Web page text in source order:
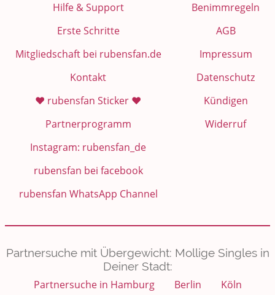
Hilfe & Support
Erste Schritte
Mitgliedschaft bei rubensfan.de
Kontakt
❤️ rubensfan Sticker ❤️
Partnerprogramm
Instagram: rubensfan_de
rubensfan bei facebook
rubensfan WhatsApp Channel
Benimmregeln
AGB
Impressum
Datenschutz
Kündigen
Widerruf
Partnersuche mit Übergewicht: Mollige Singles in
Deiner Stadt:
Partnersuche in Hamburg
Berlin Köln